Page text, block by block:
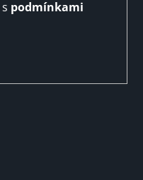
podmínkami